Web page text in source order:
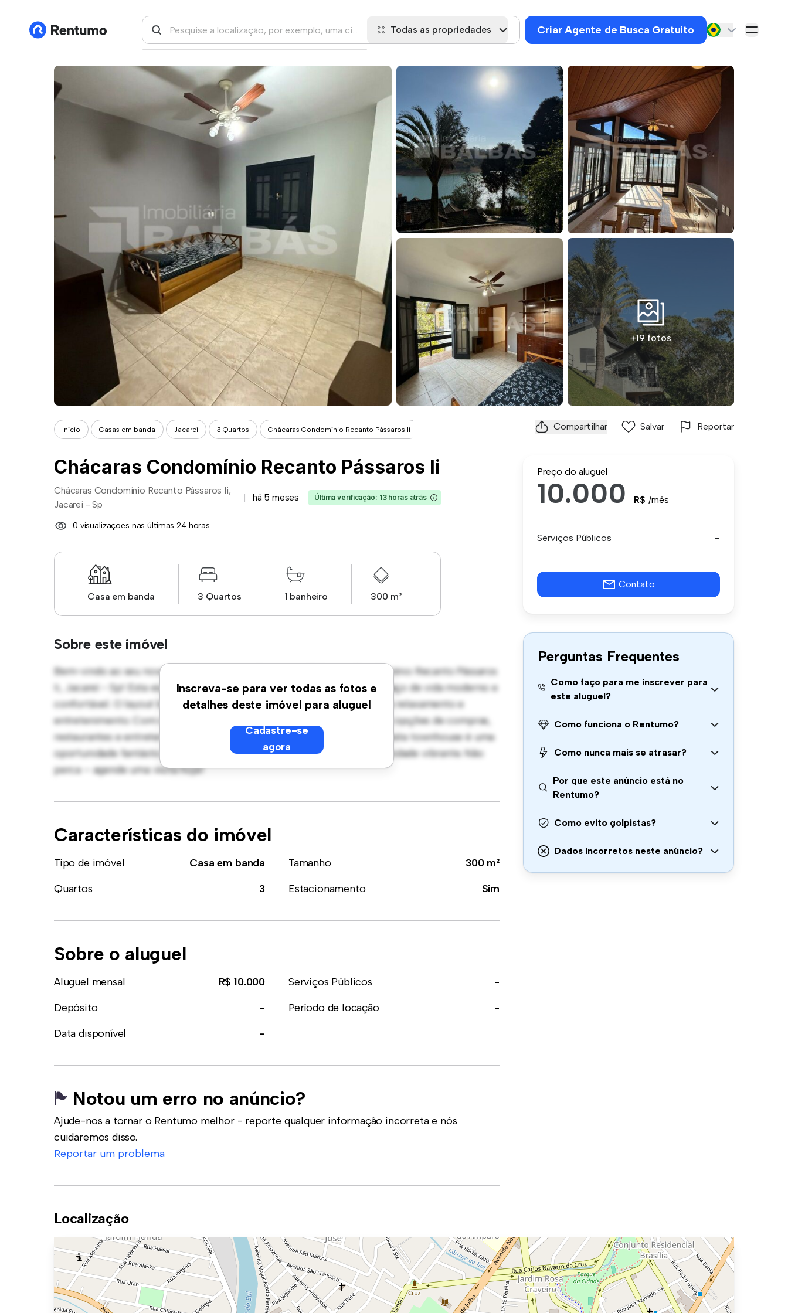
Todas as propriedades Criar Agente de Busca Gratuito
+19 fotos
Início Casas em banda Jacareí 3 Quartos Chácaras Condomínio Recanto Pássaros Ii Compartilhar Salvar Reportar
Chácaras Condomínio Recanto Pássaros Ii
Chácaras Condomínio Recanto Pássaros Ii,
Jacareí - Sp
há 5 meses Última verificação: 13 horas atrás
0 visualizações nas últimas 24 horas
Casa em banda 3 Quartos 1 banheiro 300 m²
Sobre este imóvel
Inscreva-se para ver todas as fotos e
detalhes deste imóvel para aluguel
Cadastre-se
agora
Bem-vindo ao seu novo santuário em townhouse em Chácaras Condomínio Recanto Pássaros
Ii, Jacareí - Sp! Esta espaçosa townhouse de 3 quartos oferece um espaço de vida moderno e
confortável. O layout bem projetado proporciona bastante espaço para relaxamento e
entretenimento. Com sua localização privilegiada, você estará perto de opções de compras,
restaurantes e entretenimento. Com um preço acessível de R$ 10.000, esta townhouse é uma
oportunidade fantástica para desfrutar da vida moderna em uma comunidade vibrante. Não
perca – agende uma visita hoje!
Características do imóvel
Tipo de imóvel Casa em banda Tamanho
300 m²
Quartos
3 Estacionamento Sim
Sobre o aluguel
Aluguel mensal R$ 10.000 Serviços Públicos
-
Depósito
- Período de locação
-
Data disponível
-
Notou um erro no anúncio?
Ajude-nos a tornar o Rentumo melhor - reporte qualquer informação incorreta e nós
cuidaremos disso.
Reportar um problema
Preço do aluguel
10.000 R$ /mês
Serviços Públicos -
Contato
Perguntas Frequentes
Como faço para me inscrever para
este aluguel?
Como funciona o Rentumo?
Como nunca mais se atrasar?
Por que este anúncio está no
Rentumo?
Como evito golpistas?
Dados incorretos neste anúncio?
Localização